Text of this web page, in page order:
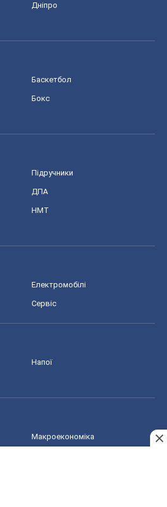
Дніпро
Баскетбол
Бокс
Підручники
ДПА
НМТ
Електромобілі
Сервіс
Напої
Макроекономіка